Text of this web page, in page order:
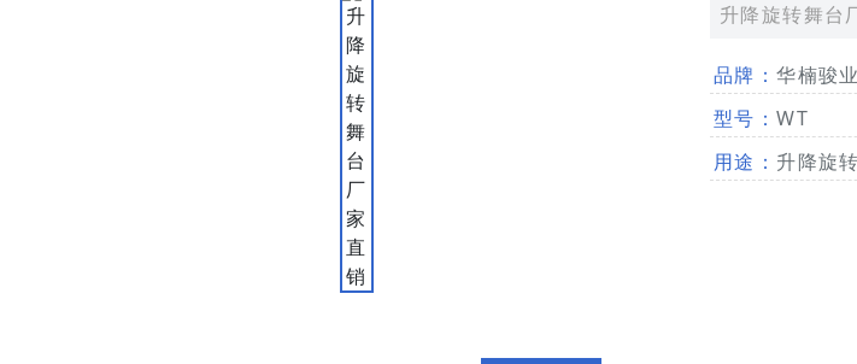
升降旋转舞台
品牌：华楠骏业
型号：WT
用途： 升降旋